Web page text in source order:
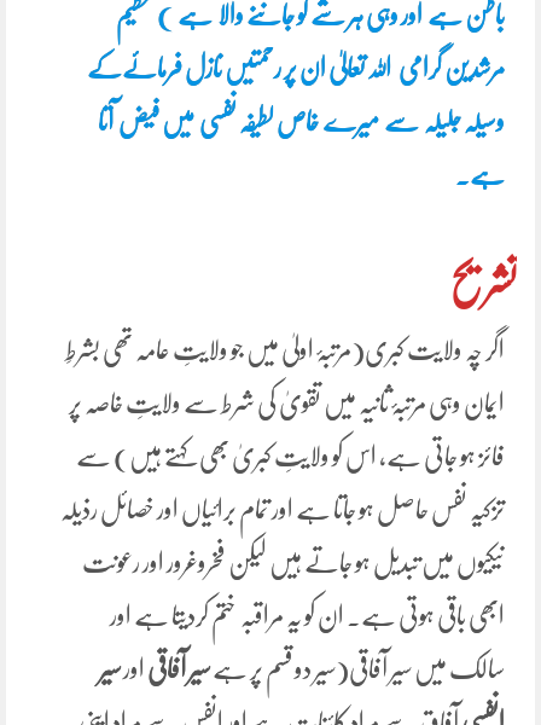
باطن ہے اور وہی ہر شے کو جاننے والا ہے ) عظیم
مرشدین گرامی اللہ تعالیٰ ان پر رحمتیں نازل فرمائےکے
وسیلہ جلیلہ سے میرے خاص لطیفہ نفسی میں فیض آتا
ہے۔
تشریح
اگر چہ ولایت کبری(مرتبۂ اولیٰ میں جو ولایتِ عامہ تھی بشرطِ
ایمان وہی مرتبۂ ثانیہ میں تقویٰ کی شرط سے ولایتِ خاصہ پر
فائز ہو جاتی ہے، اس کو ولایتِ کبریٰ بھی کہتے ہیں) سے
تزکیہ نفس حاصل ہو جاتا ہے اور تمام برائیاں اور خصائل رذیلہ
نیکیوں میں تبدیل ہو جاتے ہیں لیکن فخروغرور اور رعونت
ابھی باقی ہوتی ہے۔ ان کو یہ مراقبہ ختم کردیتا ہے اور
سالک میں سیر آفاقی(سیر دو قسم پر ہےسیر آفاقی اورسیر